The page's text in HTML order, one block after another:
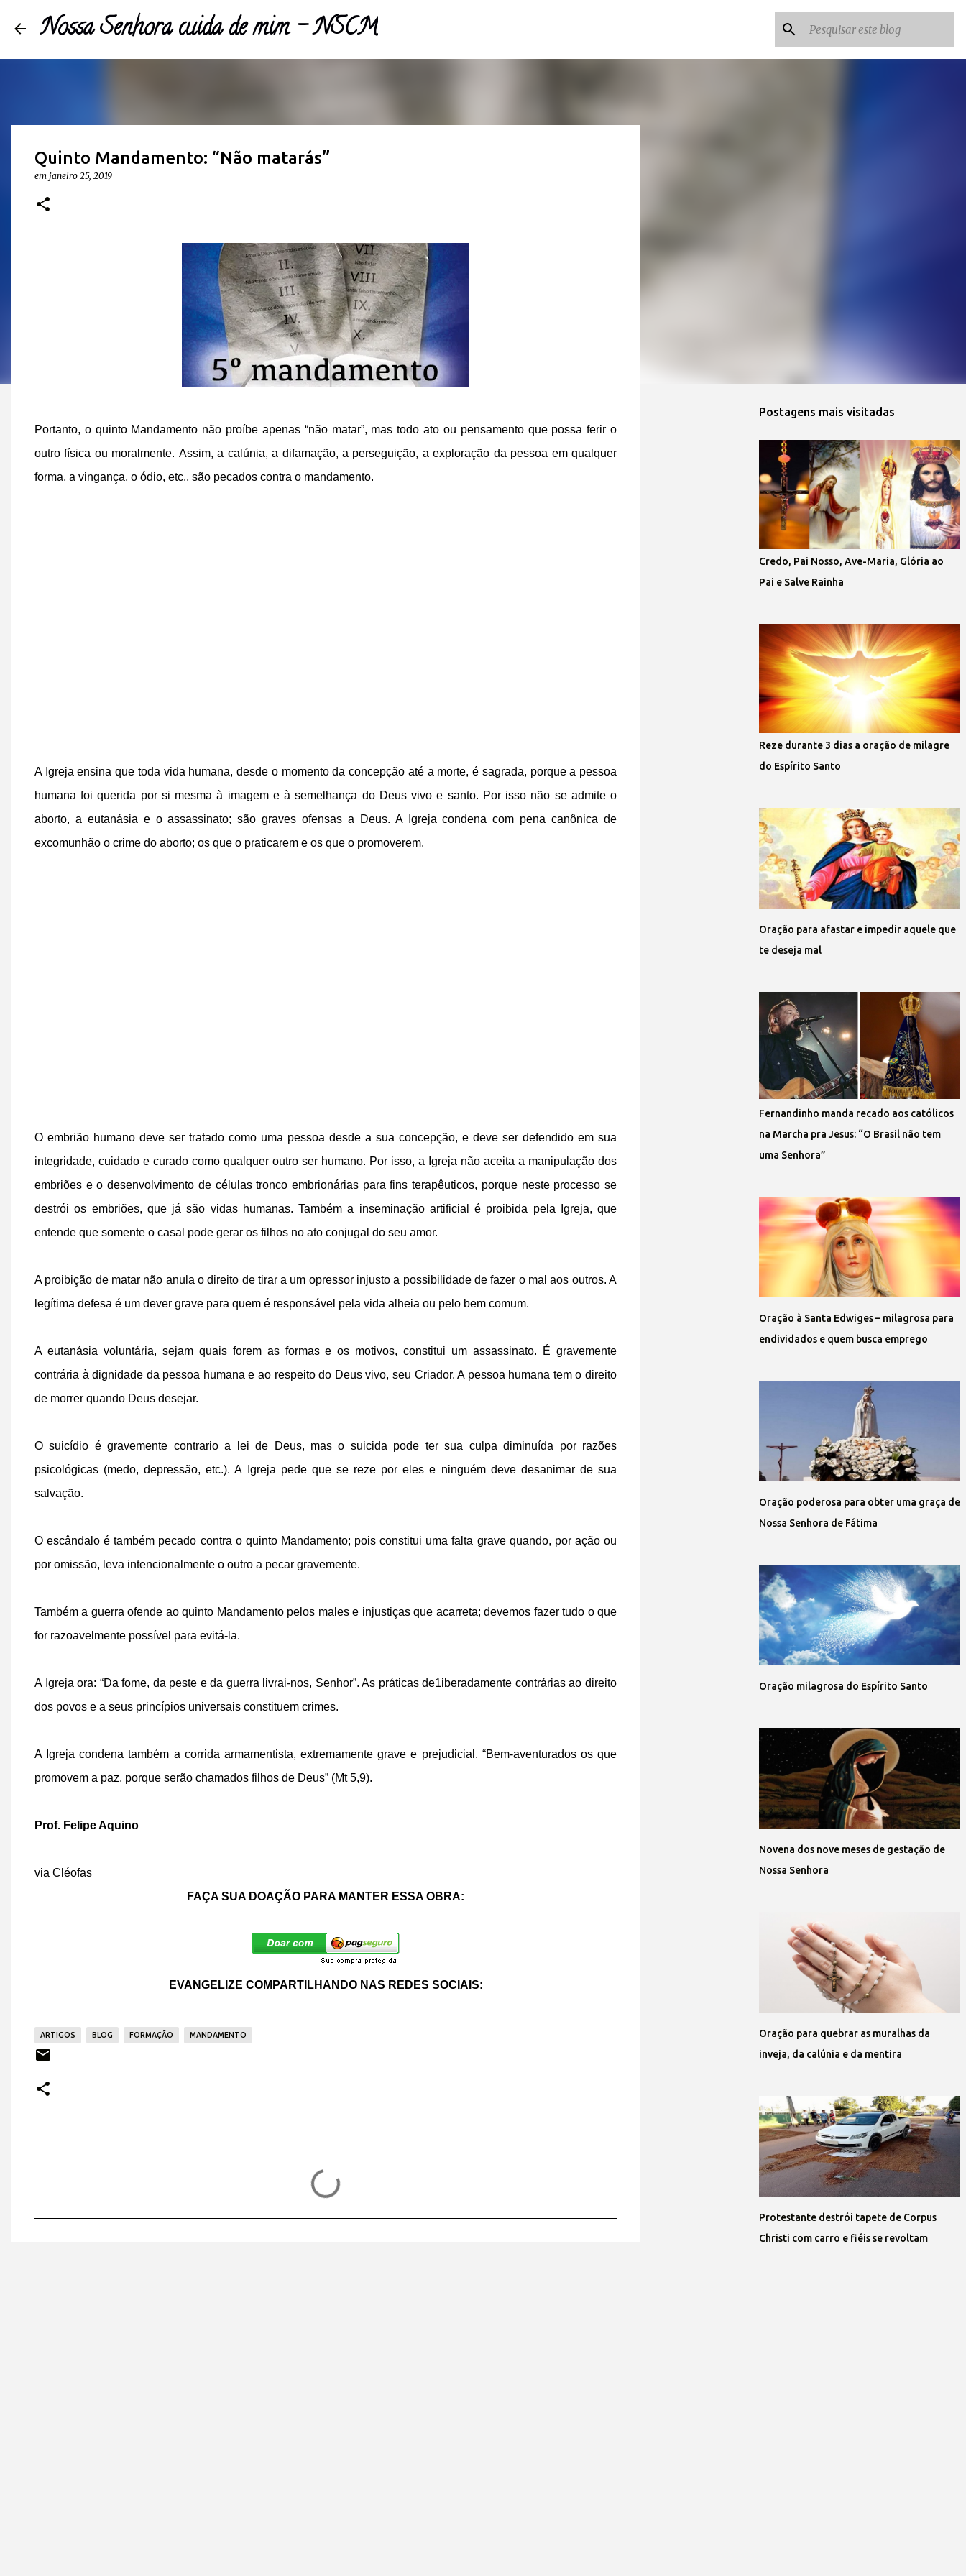
Nossa Senhora cuida de mim - NSCM
Quinto Mandamento: “Não matarás”
em janeiro 25, 2019
Portanto, o quinto Mandamento não proíbe apenas “não matar”, mas todo ato ou pensamento que possa ferir o
outro física ou moralmente. Assim, a calúnia, a difamação, a perseguição, a exploração da pessoa em qualquer
forma, a vingança, o ódio, etc., são pecados contra o mandamento.
A Igreja ensina que toda vida humana, desde o momento da concepção até a morte, é sagrada, porque a pessoa
humana foi querida por si mesma à imagem e à semelhança do Deus vivo e santo. Por isso não se admite o
aborto, a eutanásia e o assassinato; são graves ofensas a Deus. A Igreja condena com pena canônica de
excomunhão o crime do aborto; os que o praticarem e os que o promoverem.
O embrião humano deve ser tratado como uma pessoa desde a sua concepção, e deve ser defendido em sua
integridade, cuidado e curado como qualquer outro ser humano. Por isso, a Igreja não aceita a manipulação dos
embriões e o desenvolvimento de células tronco embrionárias para fins terapêuticos, porque neste processo se
destrói os embriões, que já são vidas humanas. Também a inseminação artificial é proibida pela Igreja, que
entende que somente o casal pode gerar os filhos no ato conjugal do seu amor.
A proibição de matar não anula o direito de tirar a um opressor injusto a possibilidade de fazer o mal aos outros. A
legítima defesa é um dever grave para quem é responsável pela vida alheia ou pelo bem comum.
A eutanásia voluntária, sejam quais forem as formas e os motivos, constitui um assassinato. É gravemente
contrária à dignidade da pessoa humana e ao respeito do Deus vivo, seu Criador. A pessoa humana tem o direito
de morrer quando Deus desejar.
O suicídio é gravemente contrario a lei de Deus, mas o suicida pode ter sua culpa diminuída por razões
psicológicas (medo, depressão, etc.). A Igreja pede que se reze por eles e ninguém deve desanimar de sua
salvação.
O escândalo é também pecado contra o quinto Mandamento; pois constitui uma falta grave quando, por ação ou
por omissão, leva intencionalmente o outro a pecar gravemente.
Também a guerra ofende ao quinto Mandamento pelos males e injustiças que acarreta; devemos fazer tudo o que
for razoavelmente possível para evitá-la.
A Igreja ora: “Da fome, da peste e da guerra livrai-nos, Senhor”. As práticas de1iberadamente contrárias ao direito
dos povos e a seus princípios universais constituem crimes.
A Igreja condena também a corrida armamentista, extremamente grave e prejudicial. “Bem-aventurados os que
promovem a paz, porque serão chamados filhos de Deus” (Mt 5,9).
Prof. Felipe Aquino
via Cléofas
FAÇA SUA DOAÇÃO PARA MANTER ESSA OBRA:
EVANGELIZE COMPARTILHANDO NAS REDES SOCIAIS:
ARTIGOS BLOG FORMAÇÃO MANDAMENTO
Postagens mais visitadas
Credo, Pai Nosso, Ave-Maria, Glória ao
Pai e Salve Rainha
Reze durante 3 dias a oração de milagre
do Espírito Santo
Oração para afastar e impedir aquele que
te deseja mal
Fernandinho manda recado aos católicos
na Marcha pra Jesus: “O Brasil não tem
uma Senhora”
Oração à Santa Edwiges – milagrosa para
endividados e quem busca emprego
Oração poderosa para obter uma graça de
Nossa Senhora de Fátima
Oração milagrosa do Espírito Santo
Novena dos nove meses de gestação de
Nossa Senhora
Oração para quebrar as muralhas da
inveja, da calúnia e da mentira
Protestante destrói tapete de Corpus
Christi com carro e fiéis se revoltam